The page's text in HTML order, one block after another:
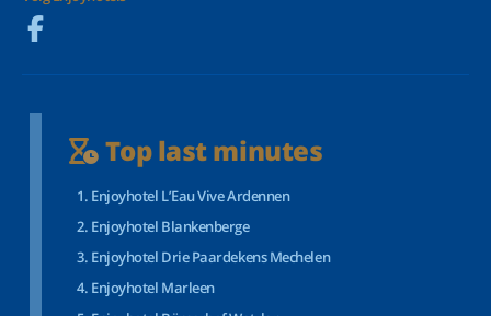
Top last minutes
Enjoyhotel L’Eau Vive Ardennen
Enjoyhotel Blankenberge
Enjoyhotel Drie Paardekens Mechelen
Enjoyhotel Marleen